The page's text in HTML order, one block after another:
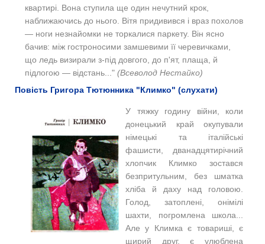
квартирі. Вона ступила ще один нечутний крок,
наближаючись до нього. Вітя придивився і враз похолов
— ноги незнайомки не торкалися паркету. Він ясно
бачив: між гостроносими замшевими її черевичками,
що ледь визирали з-під довгого, до п'ят, плаща, й
підлогою — відстань..." (Всеволод Нестайко)
Повість Григора Тютюнника "Климко" (слухати)
У тяжку годину війни, коли
донецький край окупували
німецькі та італійські
фашисти, дванадцятирічний
хлопчик Климко зостався
безпритульним, без шматка
хліба й даху над головою.
Голод, затоплені, онімілі
шахти, погромлена школа...
Але у Климка є товариші, є
щирий друг, є улюблена